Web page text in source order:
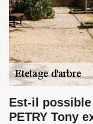
Est-il possible
PETRY Tony